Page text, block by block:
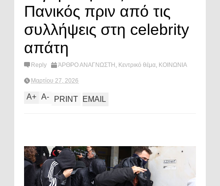
Πανικός πριν από τις
συλλήψεις στη celebrity
απάτη
Reply ΆΡΘΡΟ ΑΝΑΓΝΩΣΤΗ , Κεντρικό θέμα, ΚΟΙΝΩΝΙΑ
Μαρτίου 27, 2026
A+ A- PRINT EMAIL